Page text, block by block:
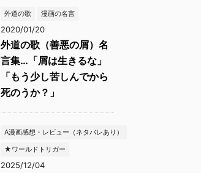
外道の歌 漫画の名言
2020/01/20
外道の歌（善悪の屑）名
言集…「屑は生きるな」
「もう少し苦しんでから
死のうか？」
A漫画感想・レビュー（ネタバレあり）
★ワールドトリガー
2025/12/04